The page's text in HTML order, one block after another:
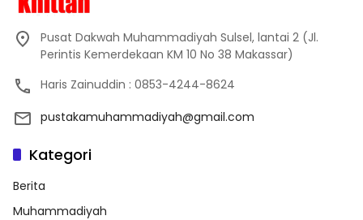
Pusat Dakwah Muhammadiyah Sulsel, lantai 2 (Jl.
Perintis Kemerdekaan KM 10 No 38 Makassar)
Haris Zainuddin : 0853-4244-8624
pustakamuhammadiyah@gmail.com
Kategori
Berita
Muhammadiyah